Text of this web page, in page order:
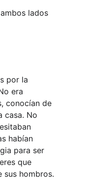
lados
por la
era
conocían de
casa. No
habían
para ser
que
sus hombros.